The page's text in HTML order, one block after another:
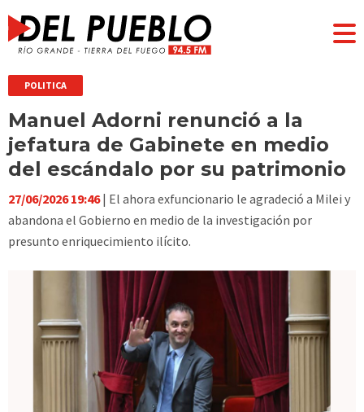
POLITICA
Manuel Adorni renunció a la
jefatura de Gabinete en medio
del escándalo por su patrimonio
27/06/2026 19:46| El ahora exfuncionario le agradeció a Milei y
abandona el Gobierno en medio de la investigación por
presunto enriquecimiento ilícito.